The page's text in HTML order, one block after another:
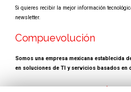
Si quieres recibir la mejor información
newsletter.
Compuevolución
Somos una empresa mexicana establecida
en soluciones de TI y servicios basados en